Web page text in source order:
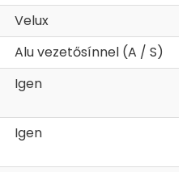
Velux
Alu vezetősínnel (A / S)
Igen
Igen